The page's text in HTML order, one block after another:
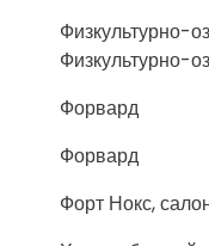
Физкультурно-
Физкультурно-
Форвард
Форвард
Форт Нокс,